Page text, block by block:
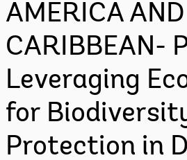
AMERICA AND
CARIBBEAN-
Leveraging
for
Protection in